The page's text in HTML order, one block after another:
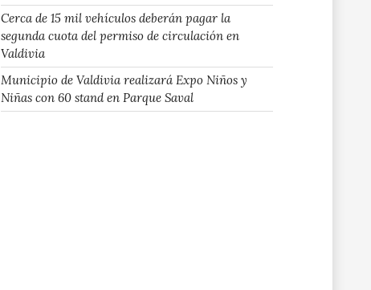
Cerca de 15 mil vehículos deberán pagar la
segunda cuota del permiso de circulación en
Valdivia
Municipio de Valdivia realizará Expo Niños y
Niñas con 60 stand en Parque Saval